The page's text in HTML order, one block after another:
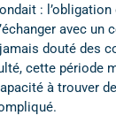
:
avec un
jamais douté des
cette période
à trouver